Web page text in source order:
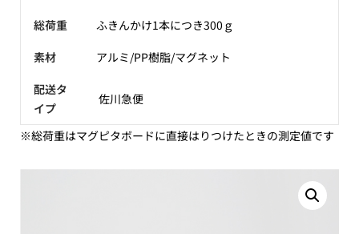
総荷重
ふきんかけ1本につき300ｇ
素材
アルミ/PP樹脂/マグネット
配送タ
イプ
佐川急便
※総荷重はマグピタボードに直接はりつけたときの測定値です